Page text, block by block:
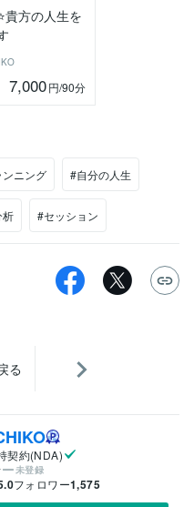
貴方の人生を
7,000円/90分
ニング #自分の人生
析 #セッション
る
契約(NDA)
未登録
フォロワー1,575